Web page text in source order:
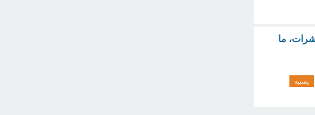
ما
يسببه